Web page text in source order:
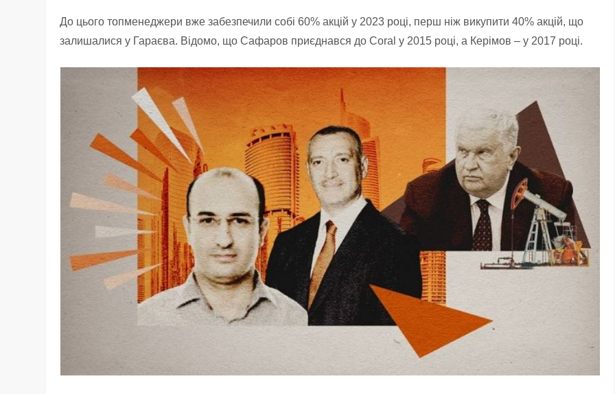
До цього топменеджери вже забезпечили собі 60% акцій у 2023 році, перш ніж викупити 40% акцій, що
залишалися у Гараєва. Відомо, що Сафаров приєднався до Coral у 2015 році, а Керімов – у 2017 році.